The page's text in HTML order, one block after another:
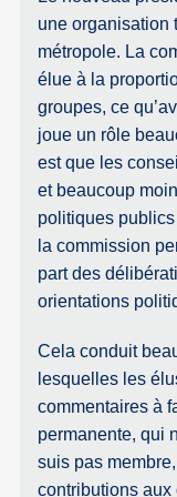
une organisation
métropole. La
élue à la
groupes, ce
joue un rôle
est que les
et beaucoup
politiques
la commission
part des
orientations
Cela conduit
lesquelles les
commentaires à
permanente, qui
suis pas
contributions aux